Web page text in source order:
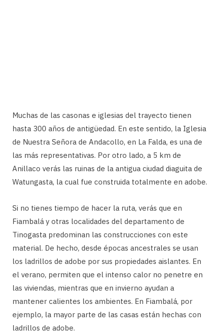
Muchas de las casonas e iglesias del trayecto tienen
hasta 300 años de antigüedad. En este sentido, la Iglesia
de Nuestra Señora de Andacollo, en La Falda, es una de
las más representativas. Por otro lado, a 5 km de
Anillaco verás las ruinas de la antigua ciudad diaguita de
Watungasta, la cual fue construida totalmente en adobe.
Si no tienes tiempo de hacer la ruta, verás que en
Fiambalá y otras localidades del departamento de
Tinogasta predominan las construcciones con este
material. De hecho, desde épocas ancestrales se usan
los ladrillos de adobe por sus propiedades aislantes. En
el verano, permiten que el intenso calor no penetre en
las viviendas, mientras que en invierno ayudan a
mantener calientes los ambientes. En Fiambalá, por
ejemplo, la mayor parte de las casas están hechas con
ladrillos de adobe.